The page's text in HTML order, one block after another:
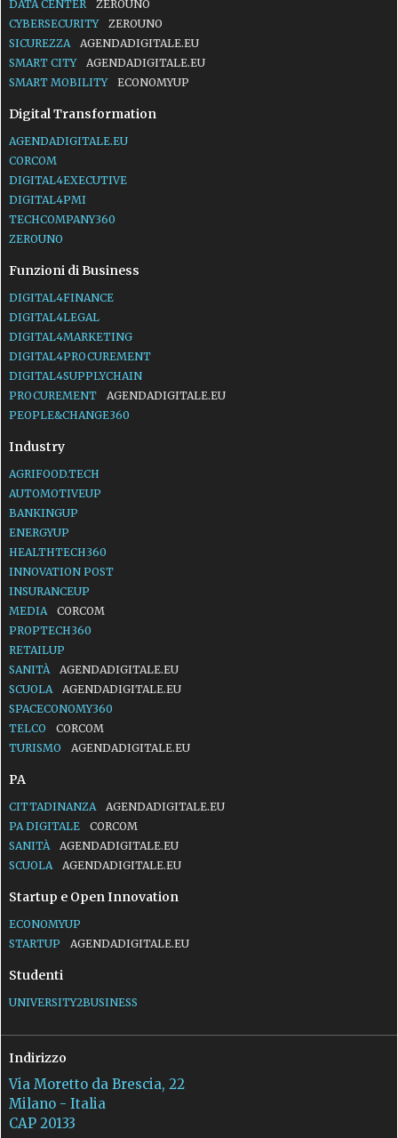
DATA CENTER
ZEROUNO
CYBERSECURITY
ZEROUNO
SICUREZZA
AGENDADIGITALE.EU
SMART CITY
AGENDADIGITALE.EU
SMART MOBILITY
ECONOMYUP
Digital Transformation
AGENDADIGITALE.EU
CORCOM
DIGITAL4EXECUTIVE
DIGITAL4PMI
TECHCOMPANY360
ZEROUNO
Funzioni di Business
DIGITAL4FINANCE
DIGITAL4LEGAL
DIGITAL4MARKETING
DIGITAL4PROCUREMENT
DIGITAL4SUPPLYCHAIN
PROCUREMENT
AGENDADIGITALE.EU
PEOPLE&CHANGE360
Industry
AGRIFOOD.TECH
AUTOMOTIVEUP
BANKINGUP
ENERGYUP
HEALTHTECH360
INNOVATION POST
INSURANCEUP
MEDIA
CORCOM
PROPTECH360
RETAILUP
SANITÀ
AGENDADIGITALE.EU
SCUOLA
AGENDADIGITALE.EU
SPACECONOMY360
TELCO
CORCOM
TURISMO
AGENDADIGITALE.EU
PA
CITTADINANZA
AGENDADIGITALE.EU
PA DIGITALE
CORCOM
SANITÀ
AGENDADIGITALE.EU
SCUOLA
AGENDADIGITALE.EU
Startup e Open Innovation
ECONOMYUP
STARTUP
AGENDADIGITALE.EU
Studenti
UNIVERSITY2BUSINESS
Indirizzo
Via Moretto da Brescia, 22
Milano - Italia
CAP 20133